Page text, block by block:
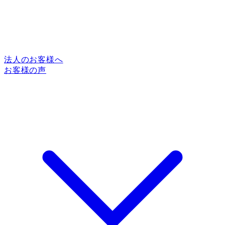
法人のお客様へ
お客様の声